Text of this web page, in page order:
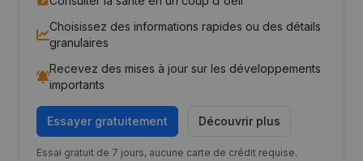
Choisissez des informations rapides ou des détails
granulaires
Recevez des mises à jour sur les développements
importants
Essayer gratuitement Découvrir plus
Essai gratuit de 7 jours, aucune carte de crédit requise.